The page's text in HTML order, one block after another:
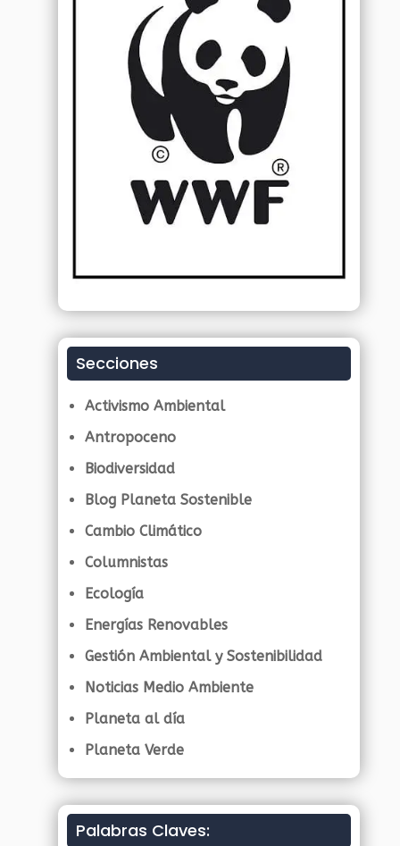
Secciones
Activismo Ambiental
Antropoceno
Biodiversidad
Blog Planeta Sostenible
Cambio Climático
Columnistas
Ecología
Energías Renovables
Gestión Ambiental y Sostenibilidad
Noticias Medio Ambiente
Planeta al día
Planeta Verde
Palabras Claves: